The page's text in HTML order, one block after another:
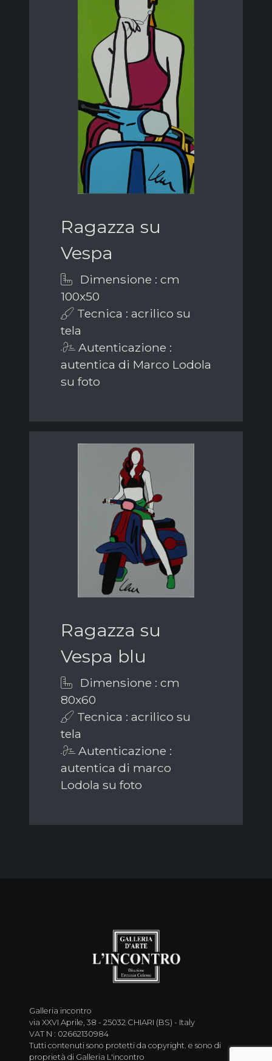
Ragazza su
Vespa
Dimensione : cm
100x50
Tecnica : acrilico su
tela
Autenticazione :
autentica di Marco Lodola
su foto
Ragazza su
Vespa blu
Dimensione : cm
80x60
Tecnica : acrilico su
tela
Autenticazione :
autentica di marco
Lodola su foto
Galleria incontro
via XXVI Aprile, 38 - 25032 CHIARI (BS) - Italy
VAT N : 02662130984
Tutti contenuti sono protetti da copyright. e sono di
proprietà di Galleria L'incontro